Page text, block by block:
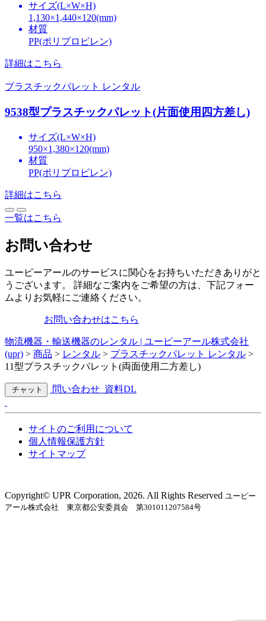
サイズ(L×W×H)
1,130×1,440×120(mm)
材質
PP(ポリプロピレン)
詳細はこちら
プラスチックパレット レンタル
9538型プラスチックパレット(片面使用四方差し)
サイズ(L×W×H)
950×1,380×120(mm)
材質
PP(ポリプロピレン)
詳細はこちら
一覧はこちら
お問い合わせ
ユーピーアールのサービスに関心をお持ちいただきありがと
うございます。 詳細なご案内をご希望の方は、下記フォー
ムよりお気軽にご連絡ください。
お問い合わせはこちら
物流機器・輸送機器のレンタル | ユーピーアール株式会社
(upr) > 商品 > レンタル > プラスチックパレット レンタル >
11型プラスチックパレット(両面使用二方差し)
チャット 問い合わせ 資料DL
サイトのご利用について
個人情報保護方針
サイトマップ
Copyright©︎ UPR Corporation, 2026. All Rights Reserved ユーピー
アール株式会社 東京都公安委員会 第301011207584号